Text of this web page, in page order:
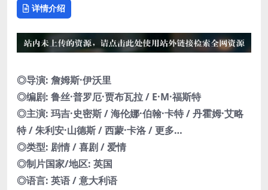
详情介绍
◎导演: 詹姆斯·伊沃里
◎编剧: 鲁丝·普罗厄·贾布瓦拉 / E·M·福斯特
◎主演: 玛吉·史密斯 / 海伦娜·伯翰·卡特 / 丹霍姆·艾略
特 / 朱利安·山德斯 / 西蒙·卡洛 / 更多…
◎类型: 剧情 / 喜剧 / 爱情
◎制片国家/地区: 英国
◎语言: 英语 / 意大利语